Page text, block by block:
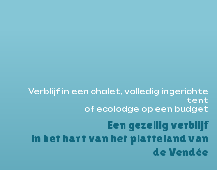
Verblijf in een chalet, volledig ingerichte
tent
of ecolodge op een budget
Een gezellig verblijf
in het hart van het platteland van
de Vendée